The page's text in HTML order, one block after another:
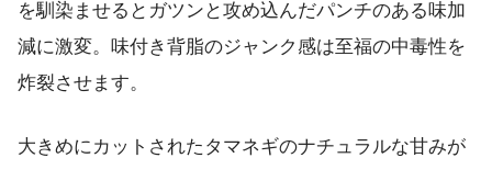
を馴染ませるとガツンと攻め込んだパンチのある味加
減に激変。味付き背脂のジャンク感は至福の中毒性を
炸裂させます。
大きめにカットされたタマネギのナチュラルな甘みが